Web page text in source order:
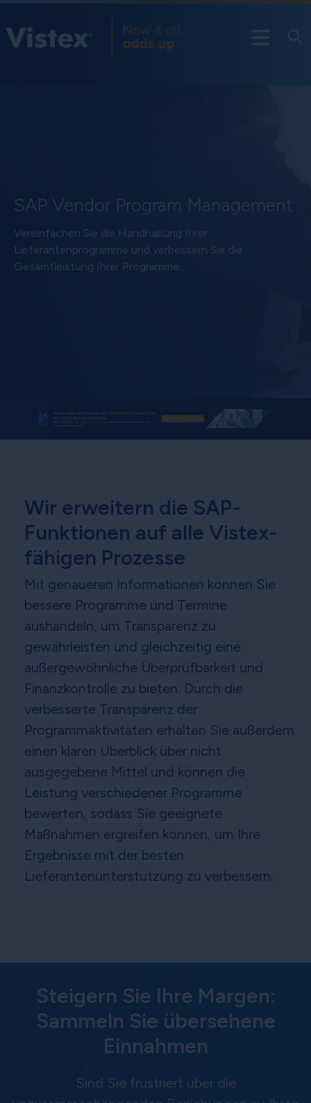
SAP Vendor Program Management
Vereinfachen Sie die Handhabung Ihrer
Lieferantenprogramme und verbessern Sie die
Gesamtleistung Ihrer Programme.
Wir erweitern die SAP-
Funktionen auf alle Vistex-
fähigen Prozesse
Mit genaueren Informationen können Sie
bessere Programme und Termine
aushandeln, um Transparenz zu
gewährleisten und gleichzeitig eine
außergewöhnliche Überprüfbarkeit und
Finanzkontrolle zu bieten. Durch die
verbesserte Transparenz der
Programmaktivitäten erhalten Sie außerdem
einen klaren Überblick über nicht
ausgegebene Mittel und können die
Leistung verschiedener Programme
bewerten, sodass Sie geeignete
Maßnahmen ergreifen können, um Ihre
Ergebnisse mit der besten
Lieferantenunterstützung zu verbessern.
Steigern Sie Ihre Margen:
Sammeln Sie übersehene
Einnahmen
Sind Sie frustriert über die